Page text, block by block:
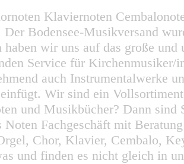
Klaviernoten
Bodensee-Musikversand
haben wir uns auf das große
Service für
auch Instrumentalwerke
Wir sind ein
und Musikbücher? Dann
Noten Fachgeschäft mit
Chor, Klavier, Cembalo,
und finden es nicht gleich in